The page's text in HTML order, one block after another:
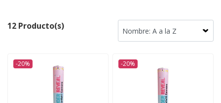
12 Producto(s)
-20% -20%